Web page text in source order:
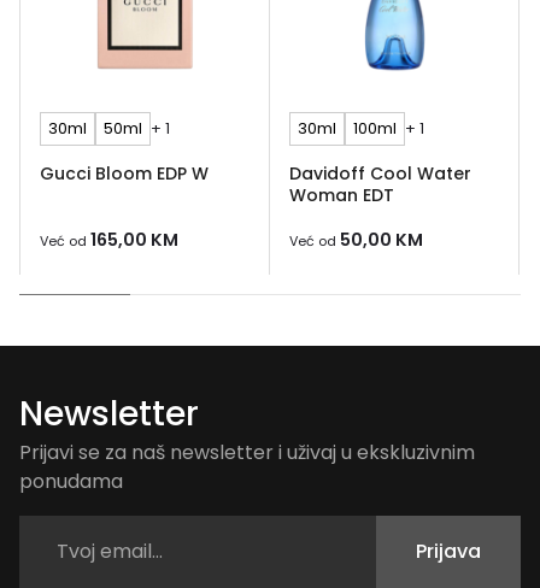
30ml 50ml + 1
Gucci Bloom EDP W
Već od 165,00 KM
30ml 100ml + 1
Davidoff Cool Water
Woman EDT
Već od 50,00 KM
Newsletter
Prijavi se za naš newsletter i uživaj u ekskluzivnim
ponudama
Prijava